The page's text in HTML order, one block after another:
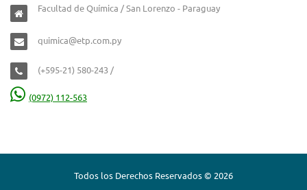
Facultad de Química / San Lorenzo - Paraguay
quimica@etp.com.py
(+595-21) 580-243 /
(0972) 112-563
Todos los Derechos Reservados © 2026